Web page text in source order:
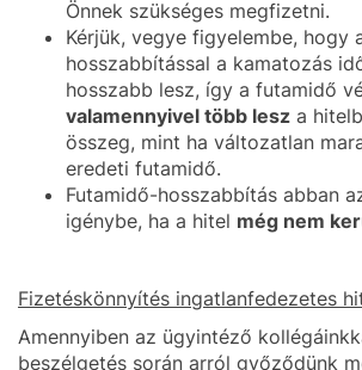
Önnek szükséges megfizetni.
Kérjük, vegye figyelembe, hogy
hosszabbítással a kamatozás
hosszabb lesz, így a futamidő
valamennyivel több lesz a
összeg, mint ha változatlan
eredeti futamidő.
Futamidő-hosszabbítás abban
igénybe, ha a hitel még nem
Fizetéskönnyítés ingatlanfedezetes
Amennyiben az ügyintéző
beszélgetés során arról győződünk